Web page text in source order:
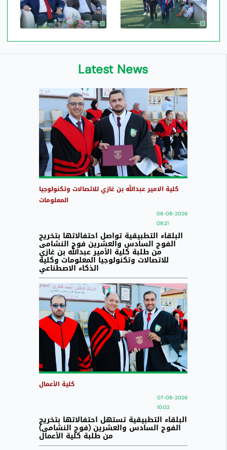
Latest News
كلية الامير عبدالله بن غازي للاتصالات وتكنولوجيا
المعلومات
08-08-2026
08:21
البلقاء التطبيقية تواصل احتفالاتها بتخريج
الفوج السادس والعشرين فوج النشامى
من طلبة كلية الأمير عبدالله بن غازي
للاتصالات وتكنولوجيا المعلومات وكلية
الذكاء الاصطناعي
كلية الأعمال
07-08-2026
10:02
البلقاء التطبيقية تستهل احتفالاتها بتخريج
الفوج السادس والعشرين (فوج النشامى)
من طلبة كلية الأعمال